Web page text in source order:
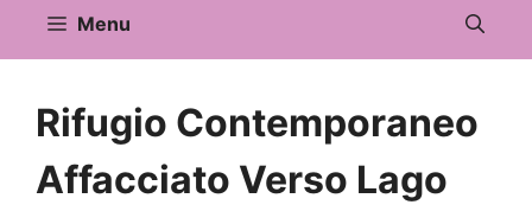
Menu
Rifugio Contemporaneo
Affacciato Verso Lago